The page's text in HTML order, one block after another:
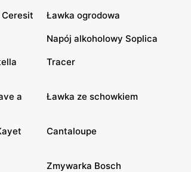
Ławka ogrodowa
Napój alkoholowy Soplica
Tracer
a
Ławka ze schowkiem
Cantaloupe
Zmywarka Bosch